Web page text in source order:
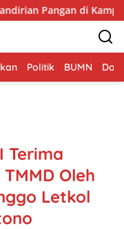
Kampung Sesor
Politik BUMN
Terima
Oleh
Letkol